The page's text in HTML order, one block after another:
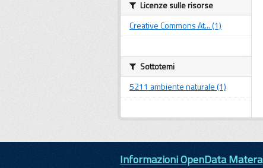
Licenze sulle risorse
Creative Commons At... (1)
Sottotemi
5211 ambiente naturale (1)
Informazioni OpenData Matera